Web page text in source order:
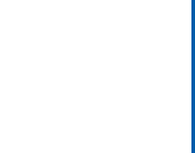
高端磨削新